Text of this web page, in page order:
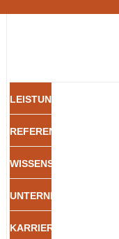
LEISTUNGEN
REFERENZEN
WISSENSWERT
UNTERNEHMEN
KARRIERE